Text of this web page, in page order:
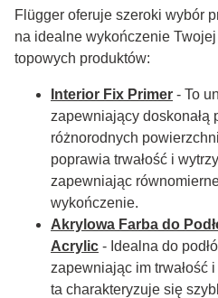
Flügger oferuje szeroki wybór
na idealne wykończenie
topowych produktów:
Interior Fix Primer - To
zapewniający doskonałą
różnorodnych
poprawia trwałość i
zapewniając
wykończenie.
Akrylowa Farba do
Acrylic - Idealna do
zapewniając im trwałość
ta charakteryzuje się